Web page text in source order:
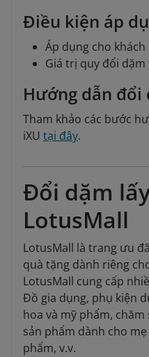
Điều kiện áp
Áp dụng cho
Giá trị quy đổi dặm
Hướng dẫn đổi
Tham khảo các bước
iXU tại đây.
Đổi dặm
LotusMall
LotusMall là trang ưu
quà tặng dành riêng
LotusMall cung cấp
Đồ gia dụng, phụ kiện
hoa và mỹ phẩm,
sản phẩm dành cho
phẩm, v.v.